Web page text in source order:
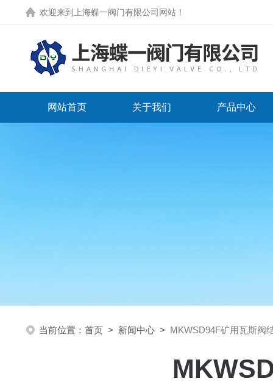
欢迎来到 上海蝶一阀门有限公司网站 ！
网站首页 关于我们 产品中心
当前位置： 首页 > 新闻中心 > MKWSD94F矿用瓦斯阀